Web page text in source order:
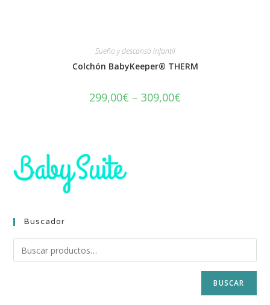
Sueño y descanso infantil
Colchón BabyKeeper® THERM
299,00€ – 309,00€
Buscador
BUSCAR